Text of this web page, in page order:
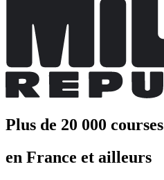
Plus de 20 000 courses
en France et ailleurs